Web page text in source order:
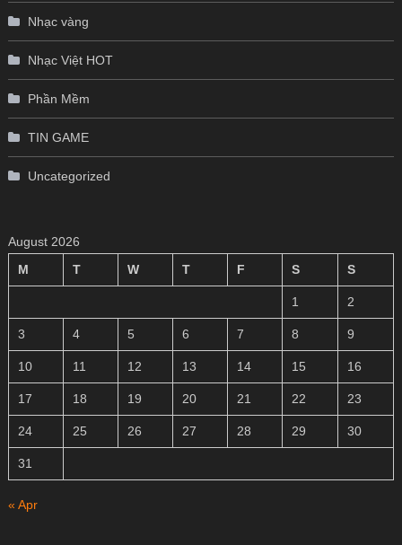
Nhạc vàng
Nhạc Việt HOT
Phần Mềm
TIN GAME
Uncategorized
August 2026
M
T W T F S S
1 2
3 4 5 6 7 8 9
10 11 12 13 14 15 16
17 18 19 20 21 22 23
24 25 26 27 28 29 30
31
« Apr